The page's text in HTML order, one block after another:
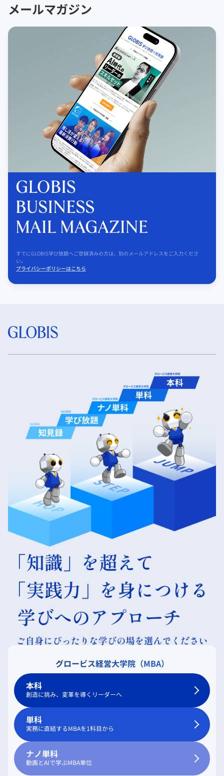
メールマガジン
すでにGLOBIS学び放題へご登録済みの方は、別のメールアドレスをご入力くださ
い。
プライバシーポリシーはこちら
グロービス経営大学院（MBA）
本科
創造に挑み、変革を導くリーダーへ
単科
実務に直結するMBAを1科目から
ナノ単科
動画とAIで学ぶMBA単位